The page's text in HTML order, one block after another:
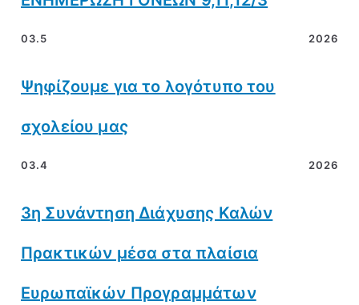
03.5 2026
Ψηφίζουμε για το λογότυπο του
σχολείου μας
03.4 2026
3η Συνάντηση Διάχυσης Καλών
Πρακτικών μέσα στα πλαίσια
Ευρωπαϊκών Προγραμμάτων